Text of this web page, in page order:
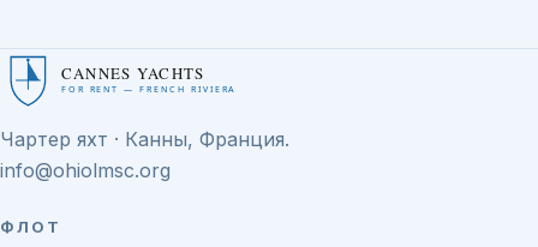
CANNES YACHTS
FOR RENT — FRENCH RIVIERA
Чартер яхт · Канны, Франция.
info@ohiolmsc.org
ФЛОТ